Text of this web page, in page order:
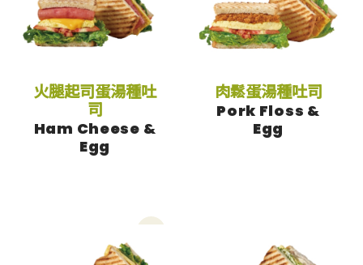
火腿起司蛋湯種吐
司
Ham Cheese &
Egg
肉鬆蛋湯種吐司
Pork Floss &
Egg